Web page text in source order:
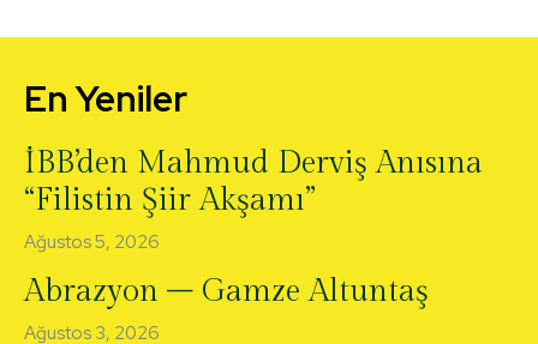
En Yeniler
İBB’den Mahmud Derviş Anısına
“Filistin Şiir Akşamı”
Ağustos 5, 2026
Abrazyon – Gamze Altuntaş
Ağustos 3, 2026